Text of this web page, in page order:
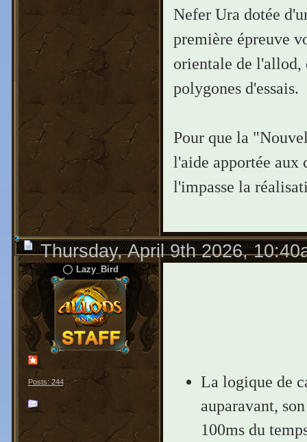
Nefer Ura dotée
première épreuve
orientale de l'allod,
polygones d'essais.
Pour que la
l'aide apportée aux
l'impasse la
Thursday, April 9th 2026,
Lazy_Bird
Posts: 244
La logique de
auparavant,
100ms du